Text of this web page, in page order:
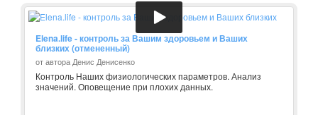
Elena.life - контроль за Вашим здоровьем и Ваших
близких (отмененный)
от автора Денис Денисенко
Контроль Наших физиологических параметров. Анализ
значений. Оповещение при плохих данных.